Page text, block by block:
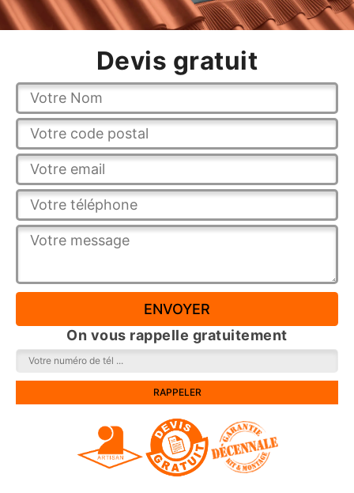
Devis gratuit
On vous rappelle gratuitement